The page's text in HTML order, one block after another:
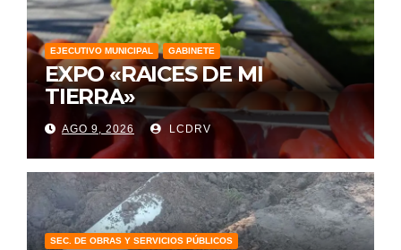
EJECUTIVO MUNICIPAL GABINETE
EXPO «RAICES DE MI
TIERRA»
AGO 9, 2026 LCDRV
SEC. DE OBRAS Y SERVICIOS PÚBLICOS